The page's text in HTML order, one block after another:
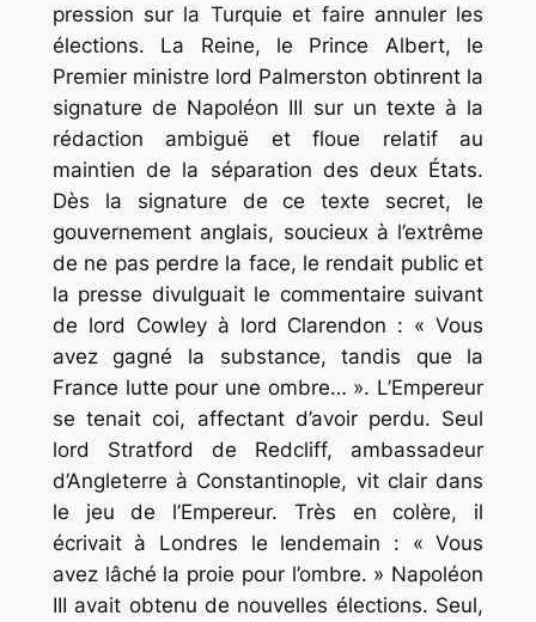
pression sur la Turquie et faire annuler les
élections. La Reine, le Prince Albert, le
Premier ministre lord Palmerston obtinrent la
signature de Napoléon III sur un texte à la
rédaction ambiguë et floue relatif au
maintien de la séparation des deux États.
Dès la signature de ce texte secret, le
gouvernement anglais, soucieux à l’extrême
de ne pas perdre la face, le rendait public et
la presse divulguait le commentaire suivant
de lord Cowley à lord Clarendon : « Vous
avez gagné la substance, tandis que la
France lutte pour une ombre… ». L’Empereur
se tenait coi, affectant d’avoir perdu. Seul
lord Stratford de Redcliff, ambassadeur
d’Angleterre à Constantinople, vit clair dans
le jeu de l’Empereur. Très en colère, il
écrivait à Londres le lendemain : « Vous
avez lâché la proie pour l’ombre. » Napoléon
III avait obtenu de nouvelles élections. Seul,